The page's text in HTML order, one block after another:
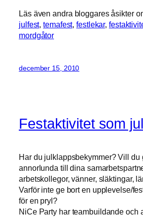
Läs även andra bloggares åsikter
julfest,temafest,festlekar,
mordgåtor
december 15, 2010
Festaktivitet som
Har du julklappsbekymmer? Vill du
annorlunda till dina
arbetskollegor, vänner, släktingar,
Varför inte ge bort en upplevelse/
för en pryl?
NiCe Party har teambuildande och